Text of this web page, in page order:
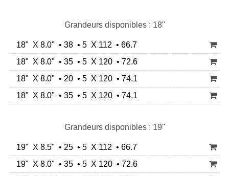
Grandeurs disponibles : 18"
18" X 8.0" • 38 • 5 X 112 • 66.7
18" X 8.0" • 35 • 5 X 120 • 72.6
18" X 8.0" • 20 • 5 X 120 • 74.1
18" X 8.0" • 35 • 5 X 120 • 74.1
Grandeurs disponibles : 19"
19" X 8.5" • 25 • 5 X 112 • 66.7
19" X 8.0" • 35 • 5 X 120 • 72.6